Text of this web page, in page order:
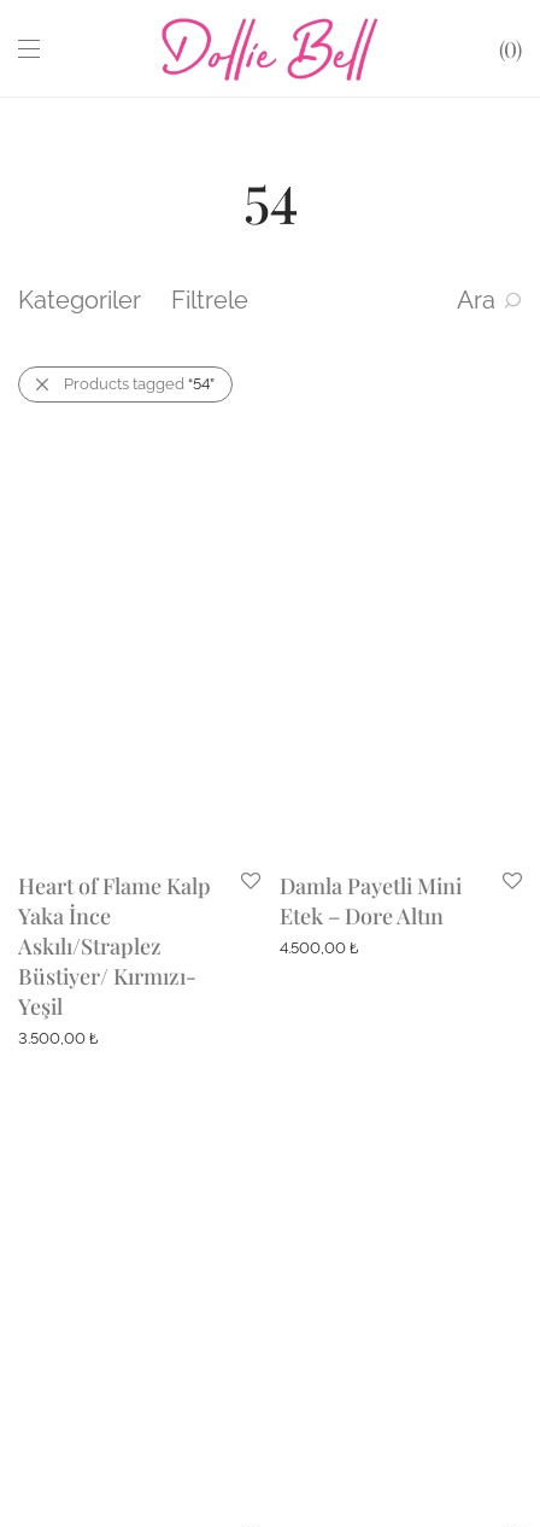
0
54
Kategoriler Filtrele Ara
Products tagged “54”
Heart of Flame Kalp
Yaka İnce
Askılı/Straplez
Büstiyer/ Kırmızı-
Yeşil
3.500,00 ₺
Damla Payetli Mini
Etek – Dore Altın
4.500,00 ₺